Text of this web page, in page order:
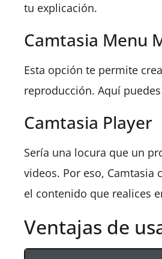
tu explicación.
Camtasia Menu
Esta opción te permite
reproducción. Aquí
Camtasia Player
Sería una locura que un
videos. Por eso,
el contenido que realices
Ventajas de